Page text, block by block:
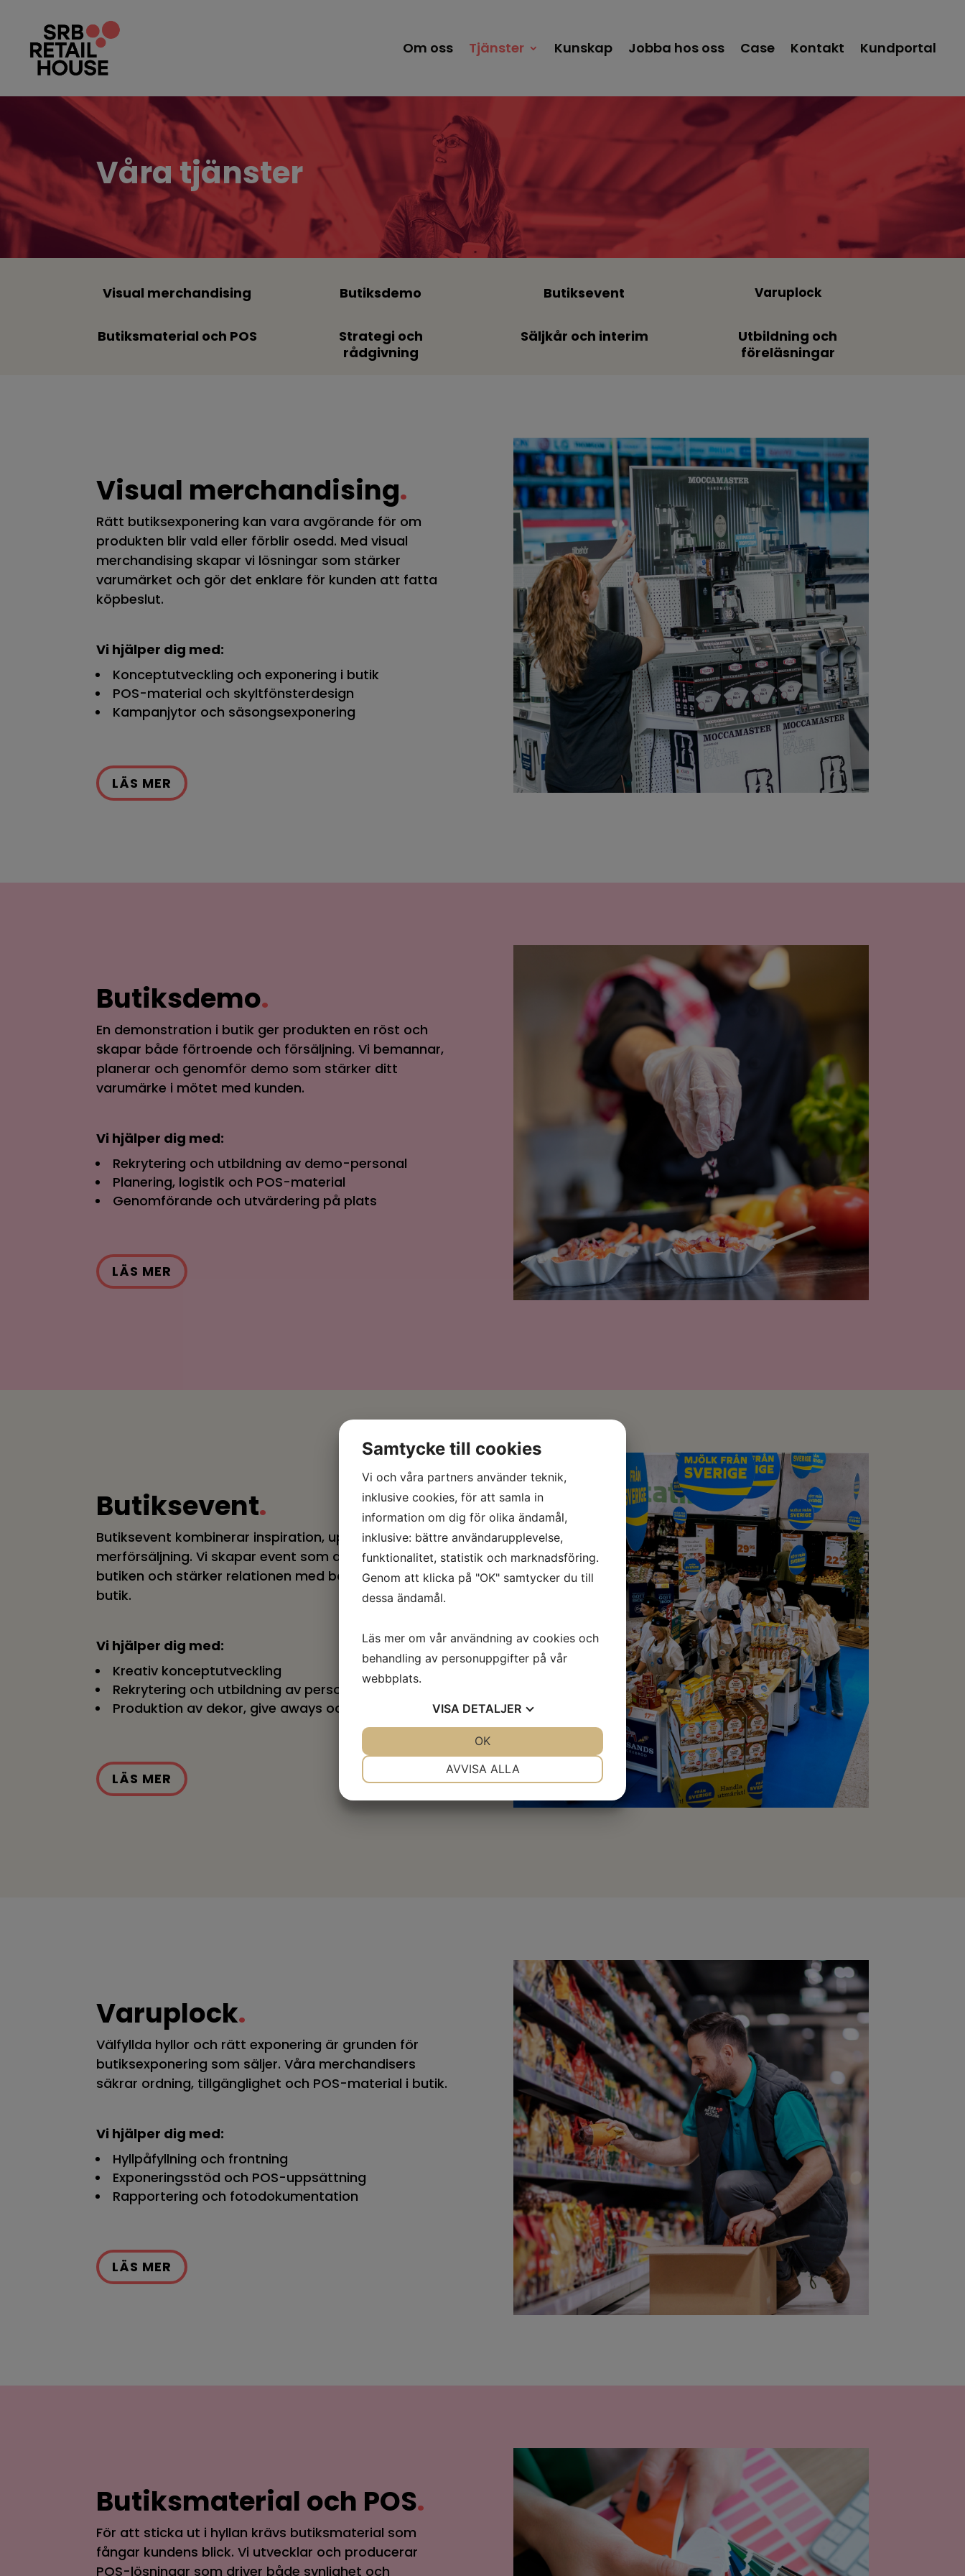
Om oss Tjänster Kunskap Jobba hos oss Case Kontakt Kundportal
Våra tjänster
Visual merchandising Butiksdemo Butiksevent Varuplock
Butiksmaterial och POS
Strategi och
rådgivning
Säljkår och interim
Utbildning och
föreläsningar
Visual merchandising.
Rätt butiksexponering kan vara avgörande för om
produkten blir vald eller förblir osedd. Med visual
merchandising skapar vi lösningar som stärker
varumärket och gör det enklare för kunden att fatta
köpbeslut.
Vi hjälper dig med:
Konceptutveckling och exponering i butik
POS-material och skyltfönsterdesign
Kampanjytor och säsongsexponering
LÄS MER
Butiksdemo.
En demonstration i butik ger produkten en röst och
skapar både förtroende och försäljning. Vi bemannar,
planerar och genomför demo som stärker ditt
varumärke i mötet med kunden.
Vi hjälper dig med:
Rekrytering och utbildning av demo-personal
Planering, logistik och POS-material
Genomförande och utvärdering på plats
LÄS MER
Butiksevent.
Butiksevent kombinerar inspiration, upplevelse och
merförsäljning. Vi skapar event som driver trafik till
butiken och stärker relationen med både kund och
butik.
Vi hjälper dig med:
Kreativ konceptutveckling
Rekrytering och utbildning av personal
Produktion av dekor, give aways och POS-material
LÄS MER
Varuplock.
Välfyllda hyllor och rätt exponering är grunden för
butiksexponering som säljer. Våra merchandisers
säkrar ordning, tillgänglighet och POS-material i butik.
Vi hjälper dig med:
Hyllpåfyllning och frontning
Exponeringsstöd och POS-uppsättning
Rapportering och fotodokumentation
LÄS MER
Butiksmaterial och POS.
För att sticka ut i hyllan krävs butiksmaterial som
fångar kundens blick. Vi utvecklar och producerar
POS-lösningar som driver både synlighet och
Samtycke till cookies
Vi och våra partners använder teknik,
inklusive cookies, för att samla in
information om dig för olika ändamål,
inklusive: bättre användarupplevelse,
funktionalitet, statistik och marknadsföring.
Genom att klicka på "OK" samtycker du till
dessa ändamål.
Läs mer om vår användning av cookies och
behandling av personuppgifter på vår
webbplats.
VISA DETALJER
AVVISA ALLA
OK